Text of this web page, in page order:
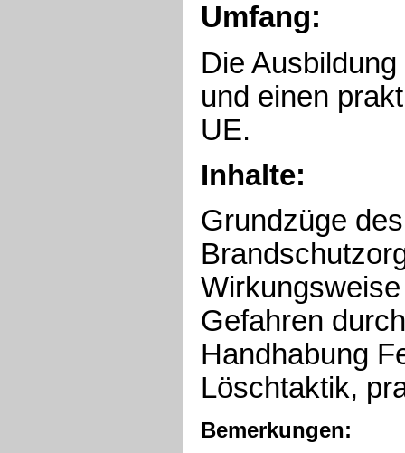
Umfang:
Die
und einen
UE.
Inhalte:
Grundzüge
Gefahren
Handhabung
Löschtaktik,
Bemerkungen: